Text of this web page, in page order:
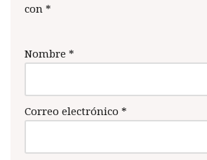
con *
Nombre *
Correo electrónico *